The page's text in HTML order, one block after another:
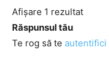
Afișare 1 rezultat
Răspunsul tău
Te rog să te autentifici